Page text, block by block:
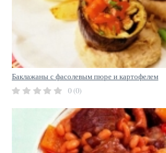
Баклажаны с фасолевым пюре и картофелем
0 (0)